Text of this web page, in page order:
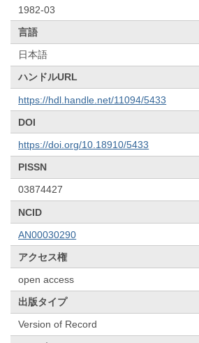
1982-03
言語
日本語
ハンドルURL
https://hdl.handle.net/11094/5433
DOI
https://doi.org/10.18910/5433
PISSN
03874427
NCID
AN00030290
アクセス権
open access
出版タイプ
Version of Record